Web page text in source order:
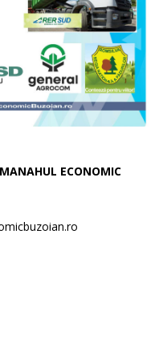
ECONOMIC